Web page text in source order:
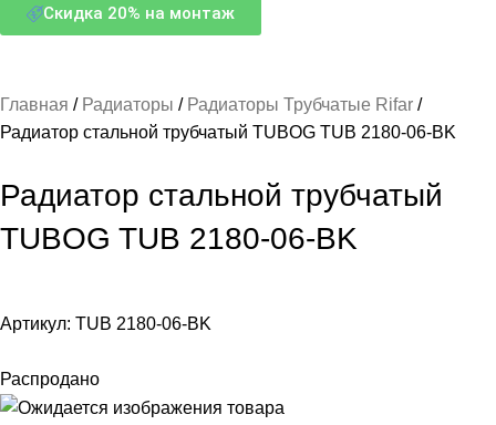
Скидка 20% на монтаж
Главная Радиаторы
Радиаторы Трубчатые Rifar
Радиатор стальной трубчатый TUBOG TUB 2180-06-BK
Радиатор стальной трубчатый
TUBOG TUB 2180-06-BK
Артикул: TUB 2180-06-BK
Распродано